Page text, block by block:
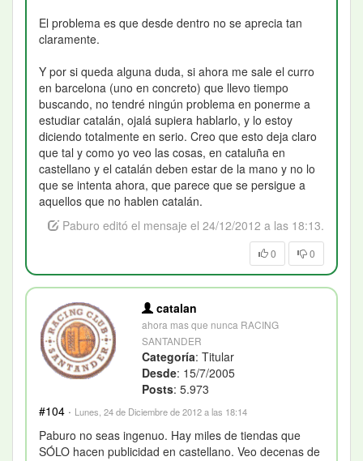
El problema es que desde dentro no se aprecia tan
claramente.
Y por si queda alguna duda, si ahora me sale el curro
en barcelona (uno en concreto) que llevo tiempo
buscando, no tendré ningún problema en ponerme a
estudiar catalán, ojalá supiera hablarlo, y lo estoy
diciendo totalmente en serio. Creo que esto deja claro
que tal y como yo veo las cosas, en cataluña en
castellano y el catalán deben estar de la mano y no lo
que se intenta ahora, que parece que se persigue a
aquellos que no hablen catalán.
Paburo editó el mensaje el 24/12/2012 a las 18:13.
0 0
catalan
ahora mas que nunca RACING
SANTANDER
Categoría: Titular
Desde: 15/7/2005
Posts: 5.973
#104 · Lunes, 24 de Diciembre de 2012 a las 18:14
Paburo no seas ingenuo. Hay miles de tiendas que
SÓLO hacen publicidad en castellano. Veo decenas de